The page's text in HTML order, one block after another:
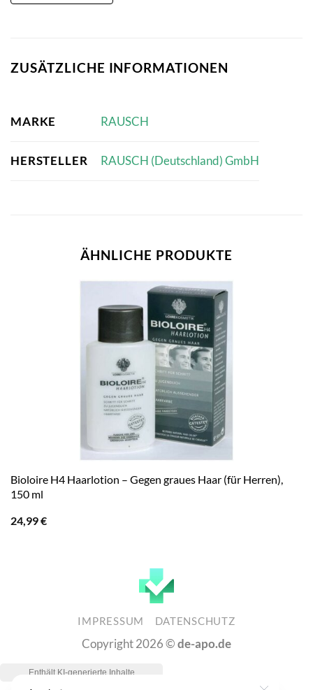
ZUSÄTZLICHE INFORMATIONEN
MARKE RAUSCH
HERSTELLER RAUSCH (Deutschland) GmbH
ÄHNLICHE PRODUKTE
Bioloire H4 Haarlotion – Gegen graues Haar (für Herren),
150 ml
24,99€
IMPRESSUM DATENSCHUTZ
Copyright 2026 ©de-apo.de